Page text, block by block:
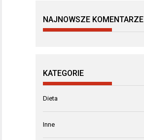
NAJNOWSZE KOMENTARZE
KATEGORIE
Dieta
Inne